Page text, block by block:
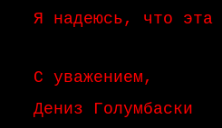
Я надеюсь, что эта
С уважением,
Дениз Голумбаски